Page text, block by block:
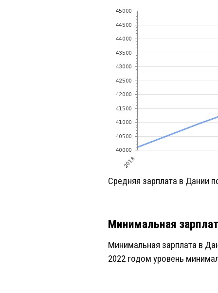
Средняя зарплата в Дании
Минимальная
Минимальная зарплата в
2022 годом уровень